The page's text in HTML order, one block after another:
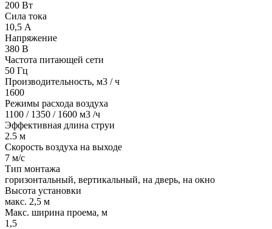
200 Вт
Сила тока
10,5 А
Напряжение
380 В
Частота питающей сети
50 Гц
Производительность, м3 / ч
1600
Режимы расхода воздуха
1100 / 1350 / 1600 м3 /ч
Эффективная длина струи
2.5 м
Скорость воздуха на выходе
7 м/с
Тип монтажа
горизонтальный, вертикальный, на дверь, на окно
Высота установки
макс. 2,5 м
Макс. ширина проема, м
1,5